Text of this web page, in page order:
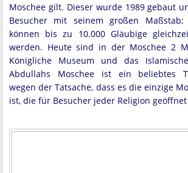
Moschee gilt. Dieser wurde 1989 gebaut
Besucher mit seinem großen
können bis zu 10.000 Gläubige
werden. Heute sind in der Moschee 2
Königliche Museum und das
Abdullahs Moschee ist ein beliebtes
wegen der Tatsache, dass es die einzige
ist, die für Besucher jeder Religion